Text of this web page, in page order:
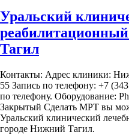
Уральский
Тагил
Контакты: Адрес клиники:
55 Запись по телефону: +7
по телефону. Оборудование:
Закрытый Сделать МРТ вы
Уральский клинический
городе Нижний Тагил.